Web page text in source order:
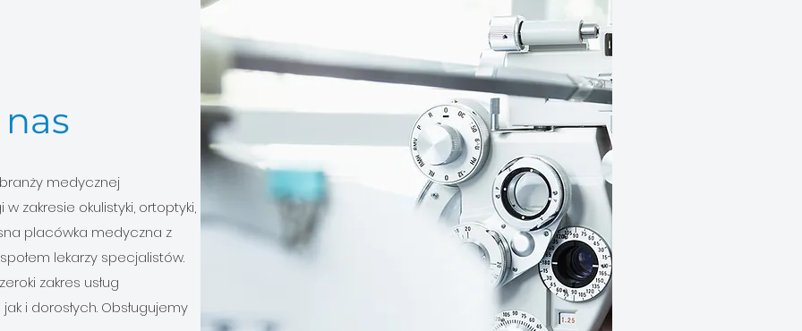
medycznej
zakresie okulistyki, ortoptyki,
placówka medyczna z
lekarzy specjalistów.
zakres usług
i dorosłych. Obsługujemy